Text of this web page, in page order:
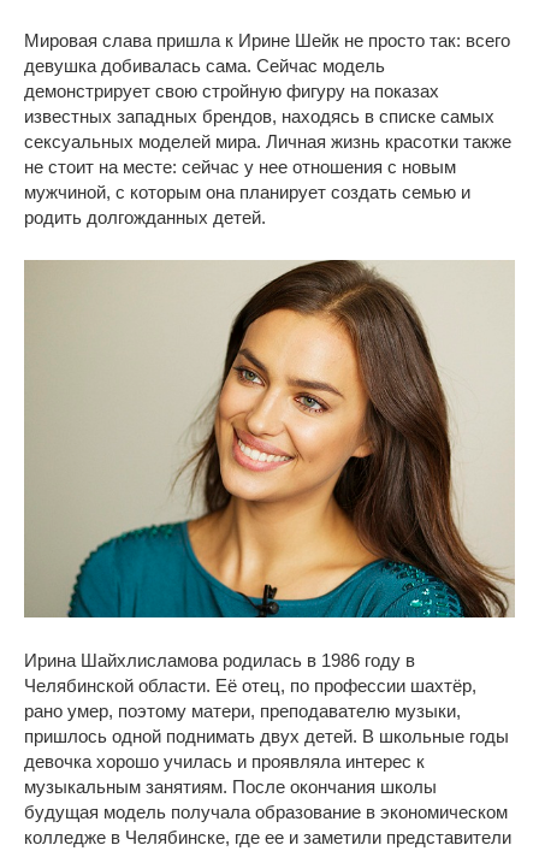
Мировая слава пришла к Ирине Шейк не просто так: всего
девушка добивалась сама. Сейчас модель
демонстрирует свою стройную фигуру на показах
известных западных брендов, находясь в списке самых
сексуальных моделей мира. Личная жизнь красотки также
не стоит на месте: сейчас у нее отношения с новым
мужчиной, с которым она планирует создать семью и
родить долгожданных детей.
Ирина Шайхлисламова родилась в 1986 году в
Челябинской области. Её отец, по профессии шахтёр,
рано умер, поэтому матери, преподавателю музыки,
пришлось одной поднимать двух детей. В школьные годы
девочка хорошо училась и проявляла интерес к
музыкальным занятиям. После окончания школы
будущая модель получала образование в экономическом
колледже в Челябинске, где ее и заметили представители